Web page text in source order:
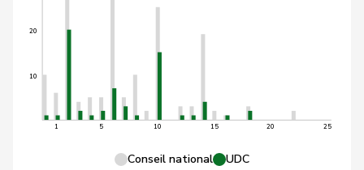
10
20
1 5 10 15 20 25
Conseil national UDC